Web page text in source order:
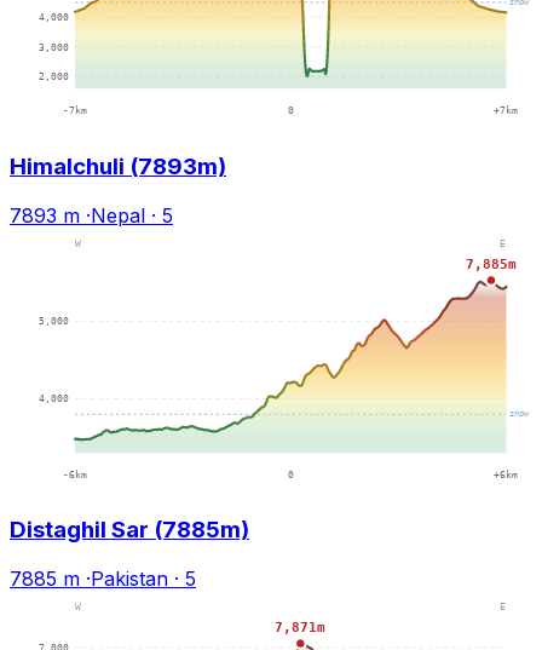
Himalchuli (7893m)
7893 m ·Nepal · 5
Distaghil Sar (7885m)
7885 m ·Pakistan · 5